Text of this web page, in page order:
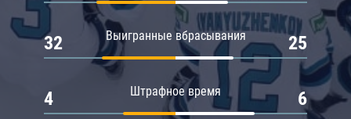
Выигранные вбрасывания
32 25
Штрафное время
4 6